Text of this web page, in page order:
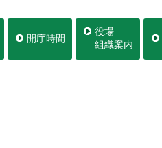
開庁時間
役場
組織案内